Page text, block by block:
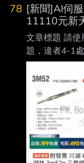
78 [新聞]AI伺
11110元新
文章標題 請
題，違者4-1
11110元新天
題： 請勿刪
請刪除 AI伺
新天價 南俊
過一行，請
2-2 處分。
間： 請勿張
名： 原文內